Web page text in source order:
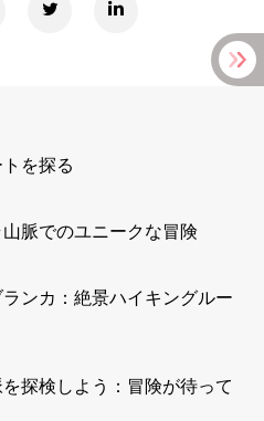
を探る
脈でのユニークな冒険
ンカ：絶景ハイキングルー
探検しよう：冒険が待って